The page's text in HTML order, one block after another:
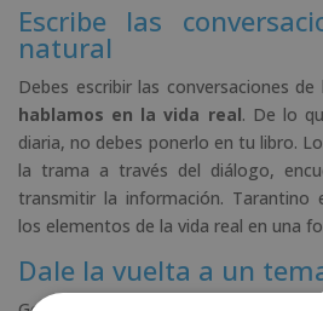
Escribe las
natural
Debes escribir las conversaciones de
hablamos en la vida real. De lo
diaria, no debes ponerlo en tu libro.
la trama a través del diálogo,
transmitir la información. Tarantino
los elementos de la vida real en una
Dale la vuelta a un